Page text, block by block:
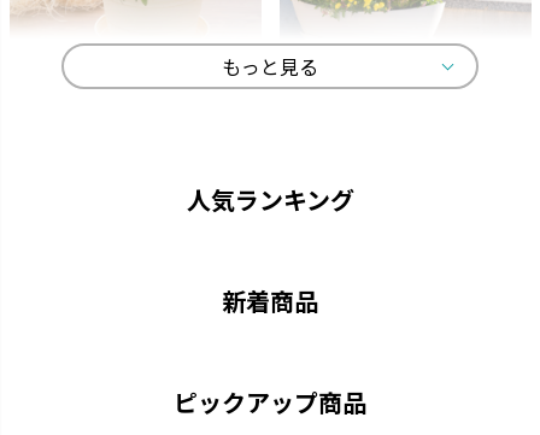
もっと見る
人気ランキング
新着商品
ピックアップ商品